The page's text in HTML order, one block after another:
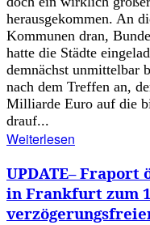
herausgekommen. An
Kommunen dran,
hatte die Städte
demnächst unmittelbar
nach dem Treffen an,
Milliarde Euro auf die
drauf...
Weiterlesen
UPDATE–
in Frankfurt zum